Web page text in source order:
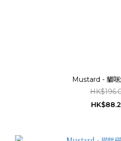
Mustard - 貓咪